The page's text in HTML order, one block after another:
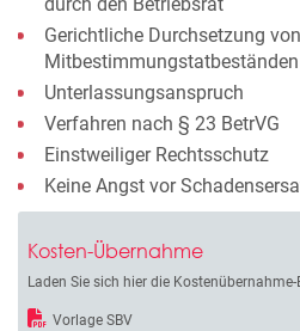
durch den Betriebsrat
Gerichtliche Durchsetzung von
Mitbestimmungstatbeständen
Unterlassungsanspruch
Verfahren nach § 23 BetrVG
Einstweiliger Rechtsschutz
Keine Angst vor
Kosten-Übernahme
Laden Sie sich hier die
Vorlage SBV